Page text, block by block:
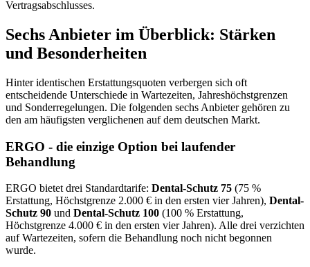
Vertragsabschlusses.
Sechs Anbieter im Überblick: Stärken
und Besonderheiten
Hinter identischen Erstattungsquoten verbergen sich oft
entscheidende Unterschiede in Wartezeiten, Jahreshöchstgrenzen
und Sonderregelungen. Die folgenden sechs Anbieter gehören zu
den am häufigsten verglichenen auf dem deutschen Markt.
ERGO - die einzige Option bei laufender
Behandlung
ERGO bietet drei Standardtarife: Dental-Schutz 75 (75 %
Erstattung, Höchstgrenze 2.000 € in den ersten vier Jahren), Dental-
Schutz 90 und Dental-Schutz 100 (100 % Erstattung,
Höchstgrenze 4.000 € in den ersten vier Jahren). Alle drei verzichten
auf Wartezeiten, sofern die Behandlung noch nicht begonnen
wurde.